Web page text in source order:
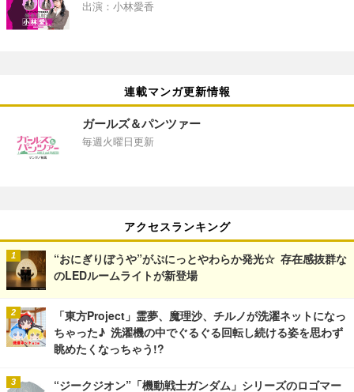
出演：小林愛香
連載マンガ更新情報
ガールズ＆パンツァー
毎週火曜日更新
アクセスランキング
“おにぎりぼうや”がぷにっとやわらか発光☆ 存在感抜群な
のLEDルームライトが新登場
「東方Project」霊夢、魔理沙、チルノが洗濯ネットになっ
ちゃった♪ 洗濯機の中でぐるぐる回転し続ける姿を思わず
眺めたくなっちゃう!?
“ジークジオン”「機動戦士ガンダム」シリーズのロゴマー